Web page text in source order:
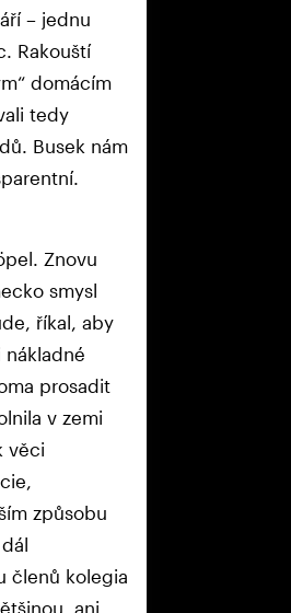
– jednu
Rakouští
domácím
tedy
Busek nám
Znovu
smysl
říkal, aby
prosadit
v zemi
věci
způsobu
členů kolegia
ani